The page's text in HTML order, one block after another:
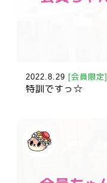
2022.8.29 [会員限定]
特訓ですっ☆